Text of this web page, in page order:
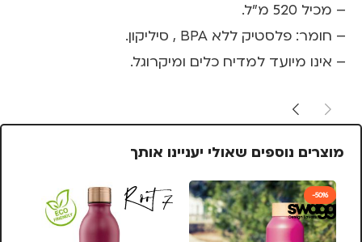
– מכיל 520 מ"ל.
– חומר: פלסטיק ללא BPA , סיליקון.
– אינו מיועד למדיח כלים ומיקרוגל.
מוצרים נוספים שאולי יעניינו אותך
-50%